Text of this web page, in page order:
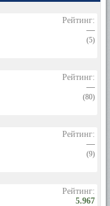
Рейтинг:
—
(5)
Рейтинг:
—
(80)
Рейтинг:
—
(9)
Рейтинг:
5.967